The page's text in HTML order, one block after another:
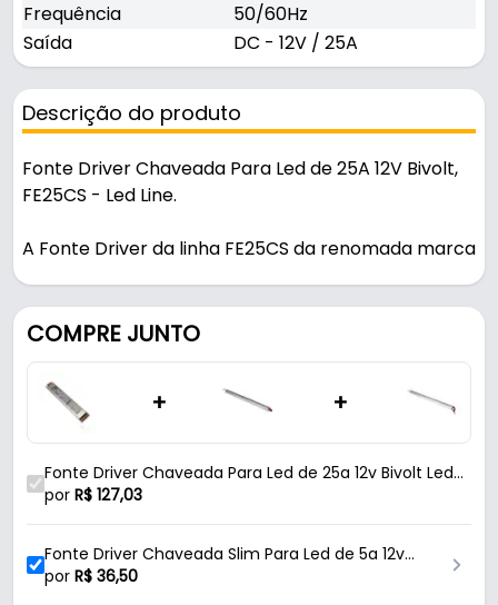
Frequência
50/60Hz
Saída
DC - 12V / 25A
Descrição do produto
Fonte Driver Chaveada Para Led de 25A 12V Bivolt,
FE25CS - Led Line.
A Fonte Driver da linha FE25CS da renomada marca
alimentação de LEDs, projetada especialmente
para proporcionar uma iluminação estável e
segura em diversos ambientes. Com estrutura em
alumínio anodizado, essa fonte é ideal para
projetos de iluminação que exigem um
equipamento discreto e de alto desempenho. Este
modelo é bivolt automático, aceitando entrada em
corrente alternada (AC) de 100V a 240V, com
compatibilidade com instalações elétricas variadas.
A saída em corrente contínua (DC) de 12V e
COMPRE JUNTO
+ +
Fonte Driver Chaveada Para Led de 25a 12v Bivolt Led
Line
por R$ 127,03
Fonte Driver Chaveada Slim Para Led de 5a 12v
Bivolt Ip20 Led Line
por R$ 36,50